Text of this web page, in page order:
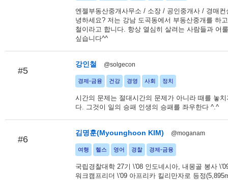
엔젤부동산중개사무소 / 소장 / 공인중개사 / 경매
녕하세요? 저는 강남 도곡동에서 부동산중개를 하
철이라고 합니다. 항상 열심히 살려는 사람들과 어
싶습니다^^
#5
강인철 @solgecon
경제-금융 건강 경영 사회 정치
시간의 문제는 절대시간의 문제가 아니라 때를 놓
다. 그것이 일의 승패 인생의 승패를 좌우한다 ^.^
#6
김명훈(Myounghoon KIM) @moganam
여행 헬스 영어 경찰 경제-금융
국립경찰대학 27기 \'08 인도네시아, 내몽골 봉사
워크캠프리더 \'09 아프리카 킬리만자로 등정